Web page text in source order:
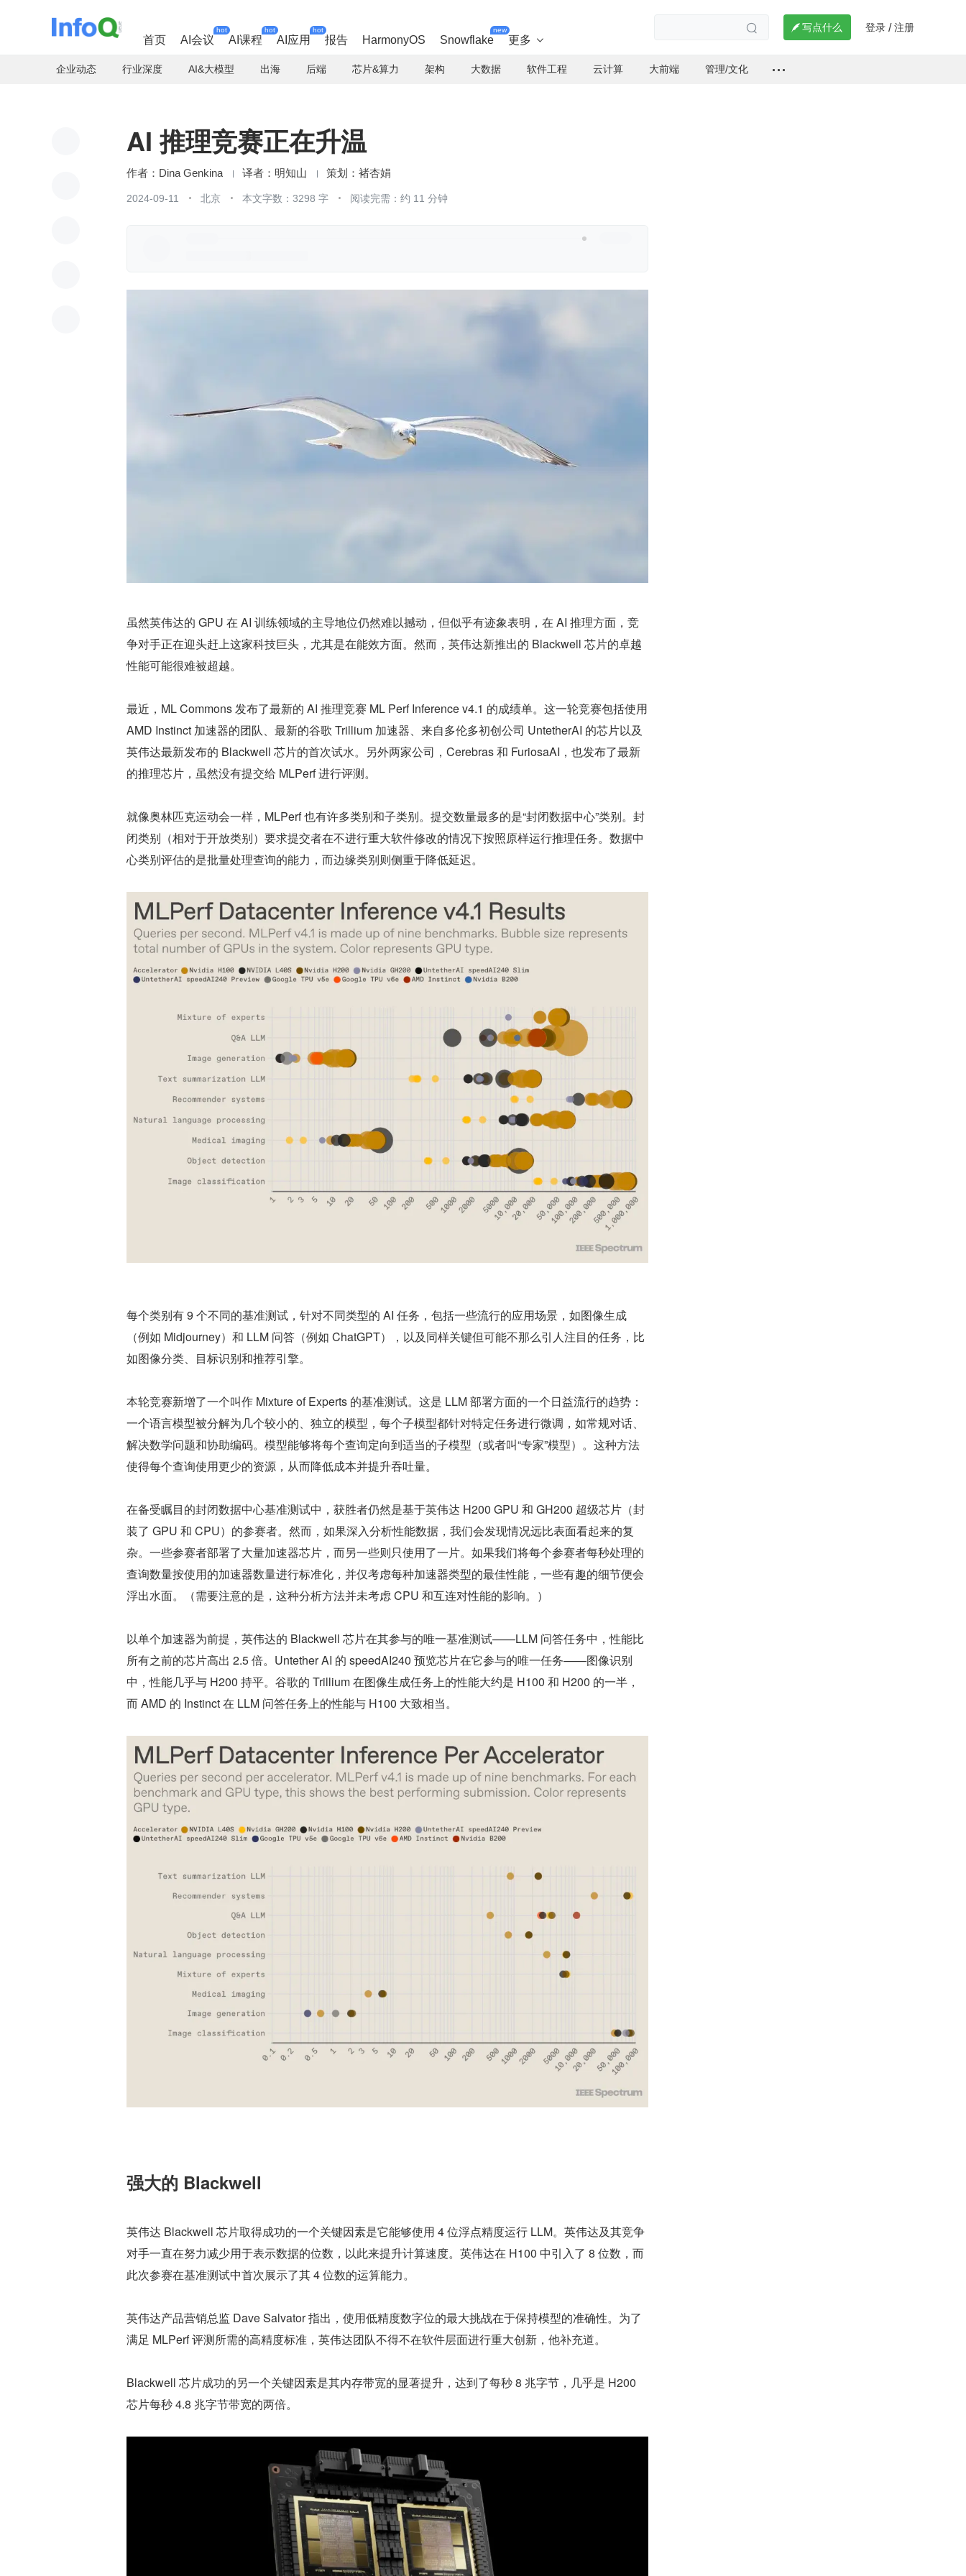
首页 AI会议
hot
AI课程
hot
AI应用
hot
报告 HarmonyOS Snowflake
new
更多 
  写点什么 登录 / 注册
企业动态 行业深度 AI&大模型 出海 后端 芯片&算力 架构 大数据 软件工程 云计算 大前端 管理/文化
AI 推理竞赛正在升温
Dina Genkina 明知山 褚杏娟
2024-09-11 北京 本文字数：3298 字 阅读完需：约 11 分钟
虽然英伟达的 GPU 在 AI 训练领域的主导地位仍然难以撼动，但似乎有迹象表明，在 AI 推理方面，竞
争对手正在迎头赶上这家科技巨头，尤其是在能效方面。然而，英伟达新推出的 Blackwell 芯片的卓越
性能可能很难被超越。
最近，ML Commons 发布了最新的 AI 推理竞赛 ML Perf Inference v4.1 的成绩单。这一轮竞赛包括使用
AMD Instinct 加速器的团队、最新的谷歌 Trillium 加速器、来自多伦多初创公司 UntetherAI 的芯片以及
英伟达最新发布的 Blackwell 芯片的首次试水。另外两家公司，Cerebras 和 FuriosaAI，也发布了最新
的推理芯片，虽然没有提交给 MLPerf 进行评测。
就像奥林匹克运动会一样，MLPerf 也有许多类别和子类别。提交数量最多的是“封闭数据中心”类别。封
闭类别（相对于开放类别）要求提交者在不进行重大软件修改的情况下按照原样运行推理任务。数据中
心类别评估的是批量处理查询的能力，而边缘类别则侧重于降低延迟。
每个类别有 9 个不同的基准测试，针对不同类型的 AI 任务，包括一些流行的应用场景，如图像生成
（例如 Midjourney）和 LLM 问答（例如 ChatGPT），以及同样关键但可能不那么引人注目的任务，比
如图像分类、目标识别和推荐引擎。
本轮竞赛新增了一个叫作 Mixture of Experts 的基准测试。这是 LLM 部署方面的一个日益流行的趋势：
一个语言模型被分解为几个较小的、独立的模型，每个子模型都针对特定任务进行微调，如常规对话、
解决数学问题和协助编码。模型能够将每个查询定向到适当的子模型（或者叫“专家”模型）。这种方法
使得每个查询使用更少的资源，从而降低成本并提升吞吐量。
在备受瞩目的封闭数据中心基准测试中，获胜者仍然是基于英伟达 H200 GPU 和 GH200 超级芯片（封
装了 GPU 和 CPU）的参赛者。然而，如果深入分析性能数据，我们会发现情况远比表面看起来的复
杂。一些参赛者部署了大量加速器芯片，而另一些则只使用了一片。如果我们将每个参赛者每秒处理的
查询数量按使用的加速器数量进行标准化，并仅考虑每种加速器类型的最佳性能，一些有趣的细节便会
浮出水面。（需要注意的是，这种分析方法并未考虑 CPU 和互连对性能的影响。）
以单个加速器为前提，英伟达的 Blackwell 芯片在其参与的唯一基准测试——LLM 问答任务中，性能比
所有之前的芯片高出 2.5 倍。Untether AI 的 speedAI240 预览芯片在它参与的唯一任务——图像识别
中，性能几乎与 H200 持平。谷歌的 Trillium 在图像生成任务上的性能大约是 H100 和 H200 的一半，
而 AMD 的 Instinct 在 LLM 问答任务上的性能与 H100 大致相当。
强大的 Blackwell
英伟达 Blackwell 芯片取得成功的一个关键因素是它能够使用 4 位浮点精度运行 LLM。英伟达及其竞争
对手一直在努力减少用于表示数据的位数，以此来提升计算速度。英伟达在 H100 中引入了 8 位数，而
此次参赛在基准测试中首次展示了其 4 位数的运算能力。
英伟达产品营销总监 Dave Salvator 指出，使用低精度数字位的最大挑战在于保持模型的准确性。为了
满足 MLPerf 评测所需的高精度标准，英伟达团队不得不在软件层面进行重大创新，他补充道。
Blackwell 芯片成功的另一个关键因素是其内存带宽的显著提升，达到了每秒 8 兆字节，几乎是 H200
芯片每秒 4.8 兆字节带宽的两倍。